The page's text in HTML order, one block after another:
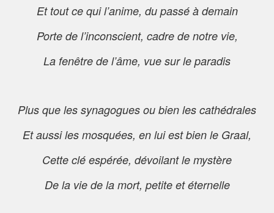
Et tout ce qui l’anime, du passé à demain
Porte de l’inconscient, cadre de notre vie,
La fenêtre de l’âme, vue sur le paradis
Plus que les synagogues ou bien les cathédrales
Et aussi les mosquées, en lui est bien le Graal,
Cette clé espérée, dévoilant le mystère
De la vie de la mort, petite et éternelle